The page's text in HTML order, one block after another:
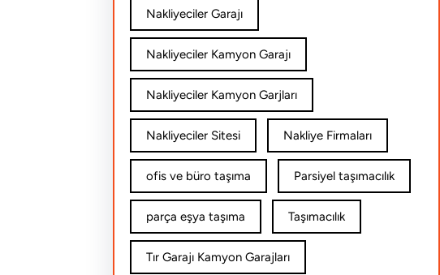
Nakliyeciler Garajı
Nakliyeciler Kamyon Garajı
Nakliyeciler Kamyon Garjları
Nakliyeciler Sitesi Nakliye Firmaları
ofis ve büro taşıma Parsiyel taşımacılık
parça eşya taşıma Taşımacılık
Tır Garajı Kamyon Garajları